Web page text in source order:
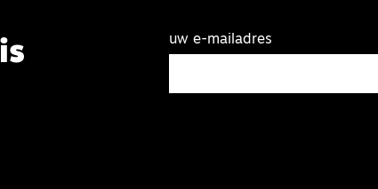
uw e-mailadres